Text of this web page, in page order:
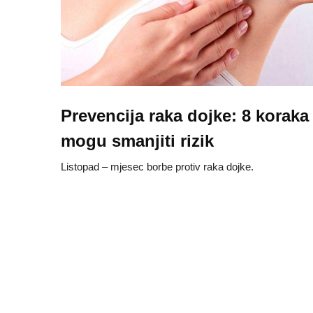
Prevencija raka dojke: 8
mogu smanjiti rizik
Listopad – mjesec borbe protiv raka dojke.